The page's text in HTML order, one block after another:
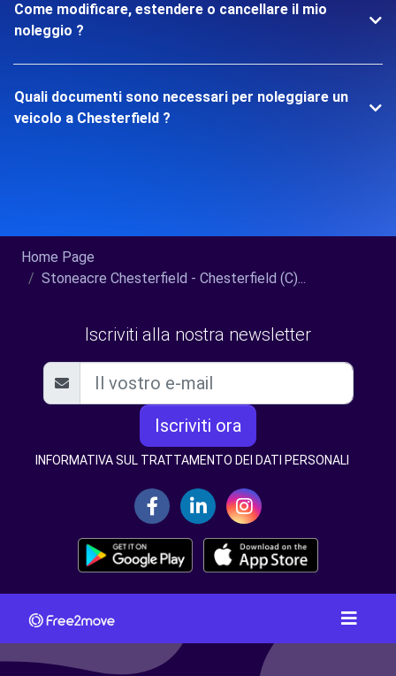
Come modificare, estendere o cancellare il mio
noleggio ?
Quali documenti sono necessari per noleggiare un
veicolo a Chesterfield ?
Home Page
Stoneacre Chesterfield - Chesterfield (C)...
Iscriviti alla nostra newsletter
Iscriviti ora
INFORMATIVA SUL TRATTAMENTO DEI DATI PERSONALI